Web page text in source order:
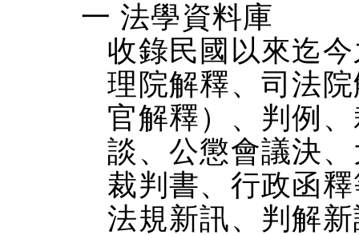
一 法學資料庫
收錄民國以來迄
理院解釋、司法
官解釋）、判例
談、公懲會議決
裁判書、行政函
法規新訊、判解